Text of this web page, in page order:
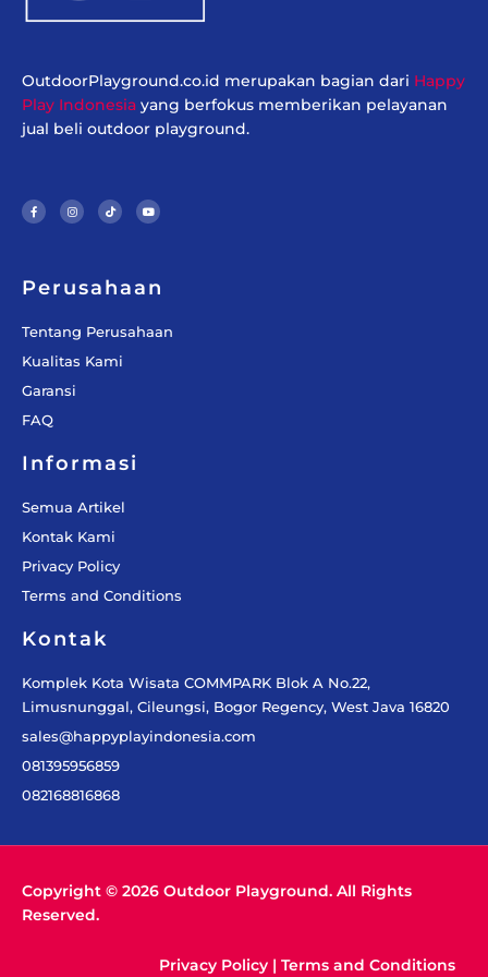
OutdoorPlayground.co.id merupakan bagian dari Happy
Play Indonesia yang berfokus memberikan pelayanan
jual beli outdoor playground.
c
e
b
f
s
t
a
k
t
o
u
t
u
Perusahaan
Tentang Perusahaan
Kualitas Kami
Garansi
FAQ
Informasi
Semua Artikel
Kontak Kami
Privacy Policy
Terms and Conditions
Kontak
Komplek Kota Wisata COMMPARK Blok A No.22,
Limusnunggal, Cileungsi, Bogor Regency, West Java 16820
sales@happyplayindonesia.com
081395956859
082168816868
Copyright © 2026 Outdoor Playground. All Rights
Reserved.
Privacy Policy | Terms and Conditions